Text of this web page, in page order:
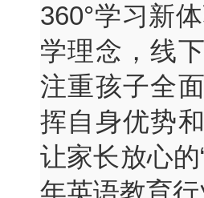
360°学习新
学理念，线
注重孩子全
挥自身优势
让家长放心
年英语教育